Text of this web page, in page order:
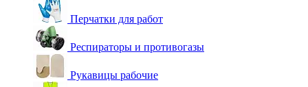
Перчатки для работ
Респираторы и противогазы
Рукавицы рабочие